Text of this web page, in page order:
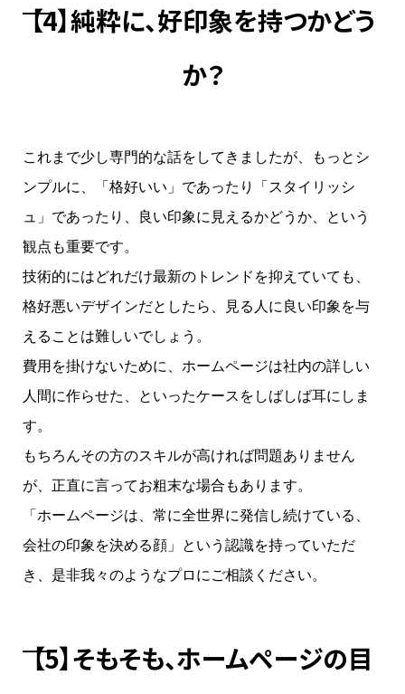
【4】純粋に、好印象を持つかどう
か？
これまで少し専門的な話をしてきましたが、もっとシ
ンプルに、「格好いい」であったり「スタイリッシ
ュ」であったり、良い印象に見えるかどうか、という
観点も重要です。
技術的にはどれだけ最新のトレンドを抑えていても、
格好悪いデザインだとしたら、見る人に良い印象を与
えることは難しいでしょう。
費用を掛けないために、ホームページは社内の詳しい
人間に作らせた、といったケースをしばしば耳にしま
す。
もちろんその方のスキルが高ければ問題ありません
が、正直に言ってお粗末な場合もあります。
「ホームページは、常に全世界に発信し続けている、
会社の印象を決める顔」という認識を持っていただ
き、是非我々のようなプロにご相談ください。
【5】そもそも、ホームページの目